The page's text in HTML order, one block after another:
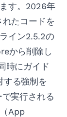
す。2026年
たコードを
イン2.5.2の
から削除し
時にガイド
する強制を
実行される
App